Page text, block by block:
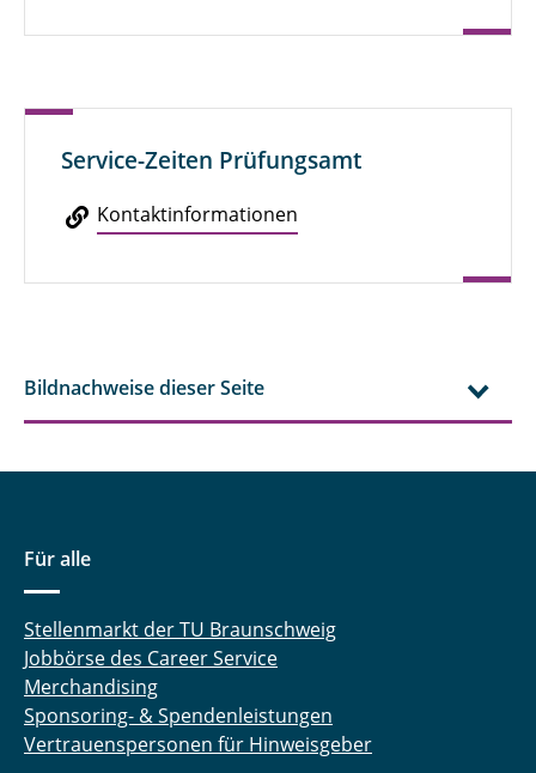
Service-Zeiten Prüfungsamt
Kon­takt­in­for­ma­tio­nen
Bildnachweise dieser Seite
Für alle
Stellenmarkt der TU Braunschweig
Jobbörse des Career Service
Merchandising
Sponsoring- & Spendenleistungen
Vertrauenspersonen für Hinweisgeber